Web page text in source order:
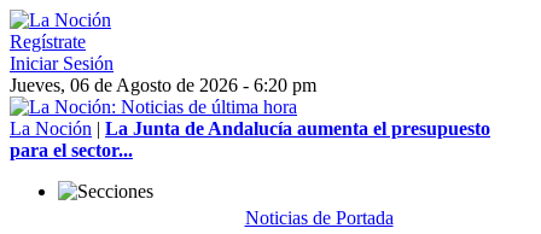
Regístrate
Iniciar Sesión
Jueves, 06 de Agosto de 2026 - 6:20 pm
La Noción | La Junta de Andalucía aumenta el presupuesto
para el sector...
Noticias de Portada